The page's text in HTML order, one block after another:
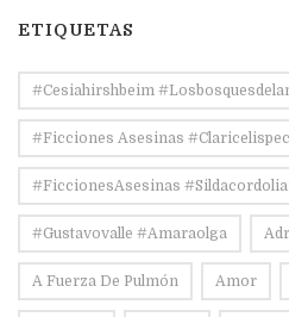
ETIQUETAS
#Cesiahirshbeim
#ficciones Asesinas
#FiccionesAsesinas
#Gustavovalle #amaraolga
A Fuerza De Pulmón Amor